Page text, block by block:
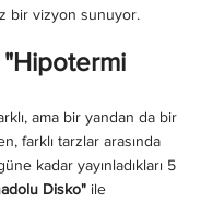
bir vizyon sunuyor.
ama bir yandan da bir
farklı tarzlar arasında
kadar yayınladıkları 5
Disko" ile